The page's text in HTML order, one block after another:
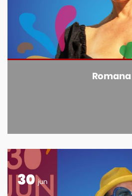
Romana
30 jun